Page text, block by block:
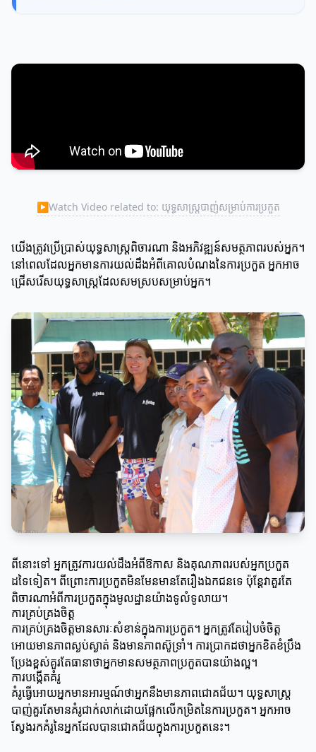
▶Watch Video related to: យុទ្ធសាស្ត្របាញ់សម្រាប់ការប្រកួត
យើងត្រូវប្រើប្រាស់យុទ្ធសាស្ត្រពិចារណា និងអភិវឌ្ឍន៍សមត្ថភាពរបស់អ្នក។
នៅពេលដែលអ្នកមានការយល់ដឹងអំពីគោលបំណងនៃការប្រកួត អ្នកអាច
ជ្រើសរើសយុទ្ធសាស្ត្រដែលសមស្របសម្រាប់អ្នក។
ពីនោះទៅ អ្នកត្រូវការយល់ដឹងអំពីឱកាស និងគុណភាពរបស់អ្នកប្រកួត
ដទៃទៀត។ ពីព្រោះការប្រកួតមិនមែនមានតែរឿងឯកជនទេ ប៉ុន្តែវាគួរតែ
ពិចារណាអំពីការប្រកួតក្នុងមូលដ្ឋានយ៉ាងទូលំទូលាយ។
ការគ្រប់គ្រងចិត្ត
ការគ្រប់គ្រងចិត្តមានសារៈសំខាន់ក្នុងការប្រកួត។ អ្នកត្រូវតែរៀបចំចិត្ត
អោយមានភាពស្ងប់ស្ងាត់ និងមានភាពស៊ូទ្រាំ។ ការប្រាកដថាអ្នកខិតខំប្រឹង
ប្រែងខ្ពស់គួរតែធានាថាអ្នកមានសមត្ថភាពប្រកួតបានយ៉ាងល្អ។
ការបង្កើតគំរូ
គំរូធ្វើអោយអ្នកមានអារម្មណ៍ថាអ្នកនឹងមានភាពជោគជ័យ។ យុទ្ធសាស្ត្រ
បាញ់គួរតែមានគំរូជាក់លាក់ដោយផ្អែកលើកម្រិតនៃការប្រកួត។ អ្នកអាច
ស្វែងរកគំរូនៃអ្នកដែលបានជោគជ័យក្នុងការប្រកួតនេះ។